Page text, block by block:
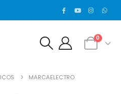
0
MARCAELECTRO